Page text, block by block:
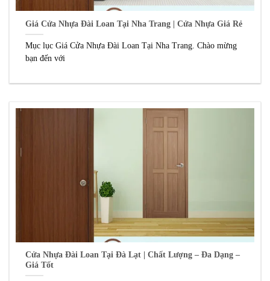
Giá Cửa Nhựa Đài Loan Tại Nha Trang | Cửa Nhựa Giá Rẻ
Mục lục Giá Cửa Nhựa Đài Loan Tại Nha Trang. Chào mừng
bạn đến với
Cửa Nhựa Đài Loan Tại Đà Lạt | Chất Lượng – Đa Dạng –
Giá Tốt